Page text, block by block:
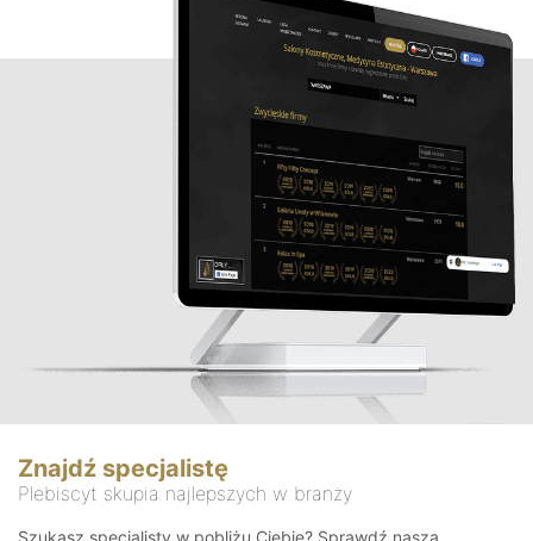
Znajdź specjalistę
Plebiscyt skupia najlepszych w branży
Szukasz specjalisty w pobliżu Ciebie? Sprawdź naszą